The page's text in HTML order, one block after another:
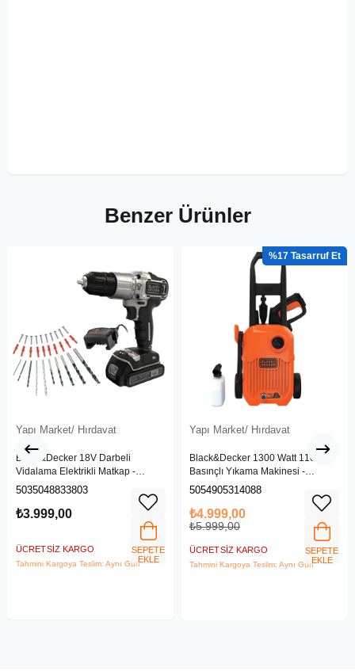
Benzer Ürünler
Yapı Market/ Hırdavat
Black&Decker 18V Darbeli
Vidalama Elektrikli Matkap -
BDCHD18SC1K-QW
5035048833803
₺3.999,00
ÜCRETSIZ KARGO
Tahmini Kargoya Teslim: Aynı Gün
SEPETE
EKLE
Yapı Market/ Hırdavat
Black&Decker 1300 Watt 110 Bar
Basınçlı Yıkama Makinesi -
(BEPW1300L-QS)
5054905314088
₺4.999,00
₺5.999,00
ÜCRETSIZ KARGO
Tahmini Kargoya Teslim: Aynı Gün
%17
SEPETE
EKLE